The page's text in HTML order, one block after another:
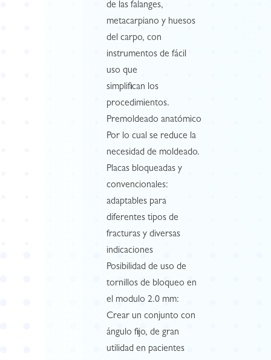
de las falanges,
metacarpiano y huesos
del carpo, con
instrumentos de fácil
uso que
simplifican los
procedimientos.
Premoldeado anatómico
Por lo cual se reduce la
necesidad de moldeado.
Placas bloqueadas y
convencionales:
adaptables para
diferentes tipos de
fracturas y diversas
indicaciones
Posibilidad de uso de
tornillos de bloqueo en
el modulo 2.0 mm:
Crear un conjunto con
ángulo fijo, de gran
utilidad en pacientes